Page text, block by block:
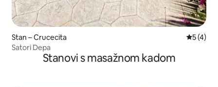
Stan – Crucecita
5 (4)
Satori Depa
Stanovi s masažnom kadom